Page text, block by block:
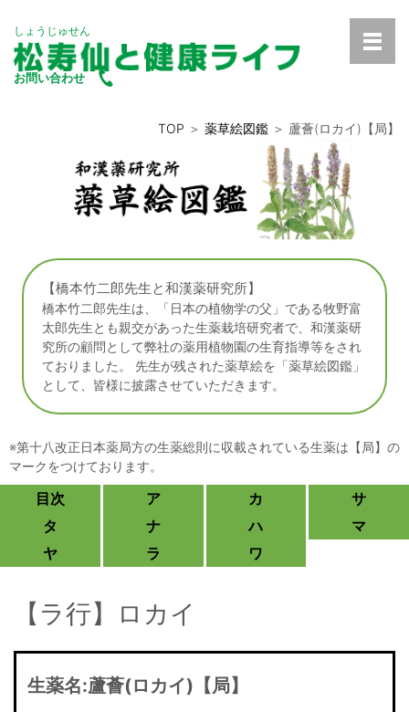
しょうじゅせん
お問い合わせ
TOP ＞ 薬草絵図鑑 ＞ 蘆薈(ロカイ)【局】
【橋本竹二郎先生と和漢薬研究所】
橋本竹二郎先生は、「日本の植物学の父」である牧野富
太郎先生とも親交があった生薬栽培研究者で、和漢薬研
究所の顧問として弊社の薬用植物園の生育指導等をされ
ておりました。 先生が残された薬草絵を「薬草絵図鑑」
として、皆様に披露させていただきます。
※第十八改正日本薬局方の生薬総則に収載されている生薬は【局】の
マークをつけております。
目次 ア カ
サ
タ
ナ ハ
マ
ヤ
ラ ワ
【ラ行】ロカイ
生薬名:蘆薈(ロカイ)【局】